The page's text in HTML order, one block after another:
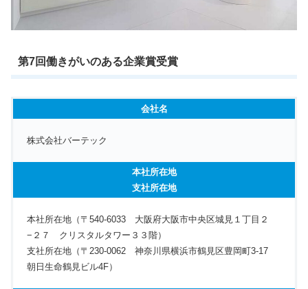
第7回働きがいのある企業賞受賞
会社名
株式会社バーテック
本社所在地
支社所在地
本社所在地（〒540-6033 大阪府大阪市中央区城見１丁目２
−２７ クリスタルタワー３３階）
支社所在地（〒230-0062 神奈川県横浜市鶴見区豊岡町3-17
朝日生命鶴見ビル4F）